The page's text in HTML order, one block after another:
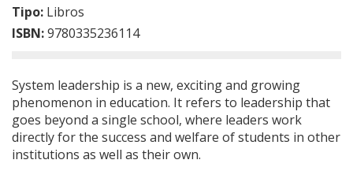
Tipo: Libros
ISBN:9780335236114
System leadership is a new, exciting and growing
phenomenon in education. It refers to leadership that
goes beyond a single school, where leaders work
directly for the success and welfare of students in other
institutions as well as their own.